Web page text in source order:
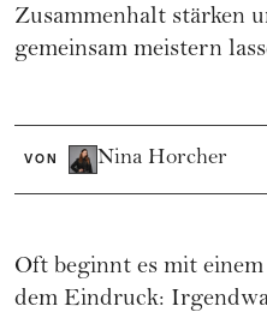
Zusammenhalt stärken
gemeinsam meistern
VON Nina Horcher
Oft beginnt es mit
dem Eindruck: